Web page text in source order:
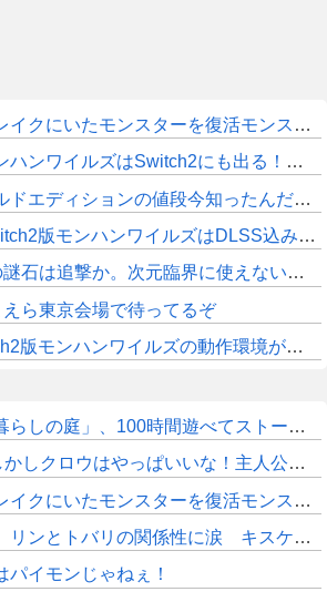
たモンスターを復活モンスターと呼ぶのはやめよう
Switch2にも出る！」👈こいつにかけたい言葉ｗｗｗｗｗｗｗｗｗ
ョンの値段今知ったんだけどやっっっっっっすwwwww
ンハンワイルズはDLSS込みで最大1440p動作」
。次元臨界に使えない時点で闘気活性以下のスキルだわ
ら東京会場で待ってるぞ
モンハンワイルズの動作環境が判明！
時間遊べてストーリーも面白いスタバレの上位互換だとまじで好評
ウはやっぱいいな！主人公として魅力的すぎる…！
たモンスターを復活モンスターと呼ぶのはやめよう
とトバリの関係性に涙 キスケの株も急上昇
パイモンじゃねぇ！